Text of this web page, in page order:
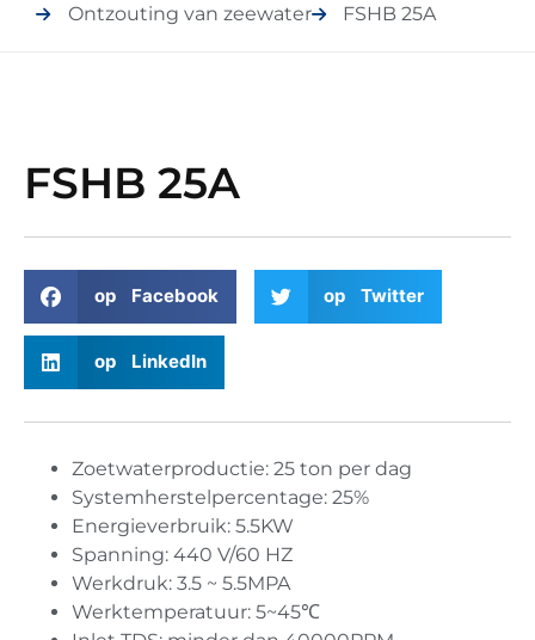
Ontzouting van zeewater
FSHB 25A
FSHB 25A
op Facebook op Twitter
op LinkedIn
Zoetwaterproductie: 25 ton per dag
Systemherstelpercentage: 25%
Energieverbruik: 5.5KW
Spanning: 440 V/60 HZ
Werkdruk: 3.5 ~ 5.5MPA
Werktemperatuur: 5~45℃